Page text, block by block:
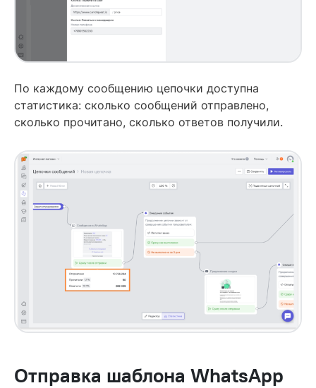
По каждому сообщению цепочки доступна
статистика: сколько сообщений отправлено,
сколько прочитано, сколько ответов получили.
Отправка шаблона WhatsApp